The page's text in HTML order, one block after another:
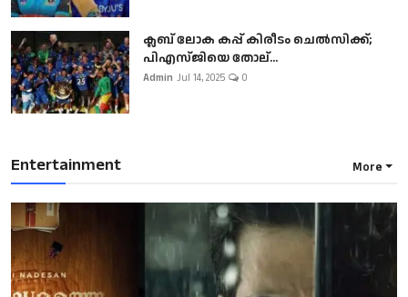
ക്ലബ് ലോക കപ്പ് കിരീടം ചെല്‍സിക്ക്;
പിഎസ്ജിയെ തോല്...
Admin Jul 14, 2025 0
Entertainment More